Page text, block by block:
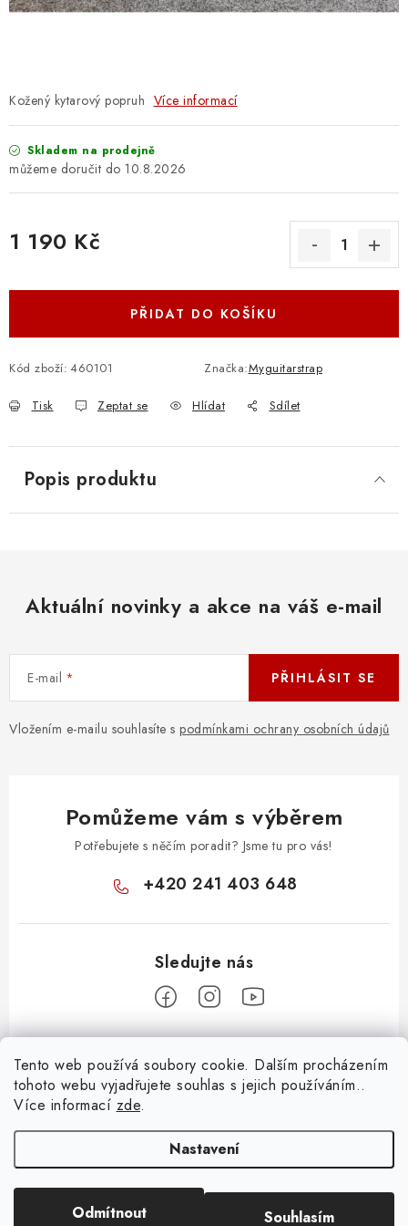
Tento web používá soubory cookie. Dalším procházením
tohoto webu vyjadřujete souhlas s jejich používáním..
Více informací zde.
Nastavení
Odmítnout Souhlasím
KONTAKTY
O E-SHOPU
OBCHODNÍ PODMÍNKY
ODSTOUPENÍ OD SMLOUVY
ZÁSADY ZPRACOVÁNÍ OSOBNÍCH ÚDAJŮ
KONTAKTY O E-SHOPU
BLOG
OBCHODNÍ PODMÍNKY
ODSTOUPENÍ OD SMLOUVY
Kožený kytarový popruh Více informací
Skladem na prodejně
10.8.2026
1 190 Kč
PŘIDAT DO KOŠÍKU
Kód zboží: 460101 Značka:Myguitarstrap
Tisk Zeptat se Hlídat Sdílet
Popis produktu
Aktuální novinky a akce na váš e-mail
E-mail
Vložením e-mailu souhlasíte s podmínkami ochrany osobních údajů
PŘIHLÁSIT SE
Pomůžeme vám s výběrem
Potřebujete s něčím poradit? Jsme tu pro vás!
+420 241 403 648
Z
Informace pro vás
BLOG
Copyright 2026Huml Music . Všechna práva vyhrazena.